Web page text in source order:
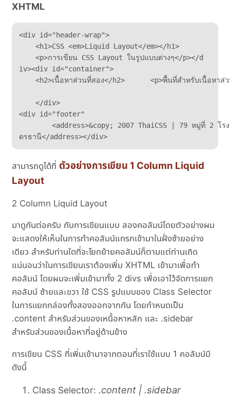
XHTML
<div id="header-wrap">
    <h1>CSS <em>Liquid Layout</em></h1>
    <p>การเขียน CSS Layout ในรูปแบบต่างๆ</p></d
iv><div id="container">
    <h2>เนื้อหาส่วนที่สอง</h2>	<p>พื้นที่สำหรับเนื้อหาส่วนที่สอง หรือส่วน คอนเท้น</p>
    </div>
<div id="footer"
	<address>&copy; 2007 ThaiCSS | 79 หมู่ที่ 2 โรงเรียนบ้านหลุบหวายป่าขาม ตำบลบ้านตาด อำเภอเมือง จังหวัดอุ
ดรธานี</address></div>
สามารถดูได้ที่ ตัวอย่างการเขียน 1 Column Liquid
Layout
2 Column Liquid Layout
มาดูกันต่อครับ กับการเขียนแบบ สองคอลัมน์โดยตัวอย่างผม
จะแสดงให้เห็นในการทำคอลัมน์แทรกเข้ามาในฝั่งซ้ายอย่าง
เดียว สำหรับท่านใดที่จะโยกย้ายคอลัมน์ก็ตามแต่ท่านเถิด
แน่นอนว่าในการเขียนเราต้องเพิ่ม XHTML เข้ามาเพื่อทำ
คอลัมน์ โดยผมจะเพิ่มเข้ามาทั้ง 2 divs เพื่อเอาไว้จัดการแยก
คอลัมน์ ซ้ายและขวา ใช้ CSS รูปแบบของ Class Selector
ในการแยกกล่องทั้งสองออกจากกัน โดยกำหนดเป็น
.content สำหรับส่วนของเหนื้อหาหลัก และ .sidebar
สำหรับส่วนของเนื้อหาที่อยู่ด้านข้าง
การเขียน CSS ที่เพิ่มเข้ามาจากตอนที่เราใช้แบบ 1 คอลัมน์มี
ดังนี้
Class Selector: .content | .sidebar